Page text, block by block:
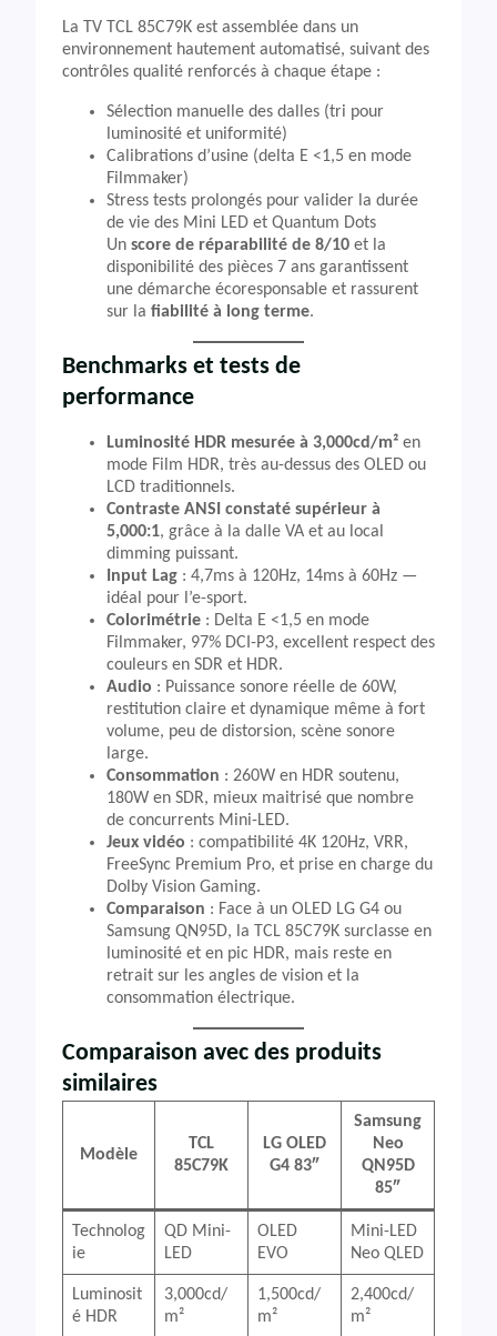
La TV TCL 85C79K est assemblée dans un
environnement hautement automatisé, suivant des
contrôles qualité renforcés à chaque étape :
Sélection manuelle des dalles (tri pour
luminosité et uniformité)
Calibrations d’usine (delta E <1,5 en mode
Filmmaker)
Stress tests prolongés pour valider la durée
de vie des Mini LED et Quantum Dots
Un score de réparabilité de 8/10 et la
disponibilité des pièces 7 ans garantissent
une démarche écoresponsable et rassurent
sur la fiabilité à long terme.
Benchmarks et tests de
performance
Luminosité HDR mesurée à 3,000cd/m² en
mode Film HDR, très au-dessus des OLED ou
LCD traditionnels.
Contraste ANSI constaté supérieur à
5,000:1, grâce à la dalle VA et au local
dimming puissant.
Input Lag : 4,7ms à 120Hz, 14ms à 60Hz —
idéal pour l’e-sport.
Colorimétrie : Delta E <1,5 en mode
Filmmaker, 97% DCI-P3, excellent respect des
couleurs en SDR et HDR.
Audio : Puissance sonore réelle de 60W,
restitution claire et dynamique même à fort
volume, peu de distorsion, scène sonore
large.
Consommation : 260W en HDR soutenu,
180W en SDR, mieux maitrisé que nombre
de concurrents Mini-LED.
Jeux vidéo : compatibilité 4K 120Hz, VRR,
FreeSync Premium Pro, et prise en charge du
Dolby Vision Gaming.
Comparaison : Face à un OLED LG G4 ou
Samsung QN95D, la TCL 85C79K surclasse en
luminosité et en pic HDR, mais reste en
retrait sur les angles de vision et la
consommation électrique.
Comparaison avec des produits
similaires
Modèle
TCL
85C79K
LG OLED
G4 83″
Samsung
Neo
QN95D
85″
Technolog
ie
QD Mini-
LED
OLED
EVO
Mini-LED
Neo QLED
Luminosit
é HDR
3,000cd/
m²
1,500cd/
m²
2,400cd/
m²